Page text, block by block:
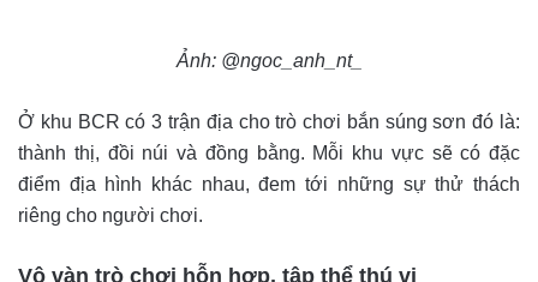
Ảnh: @ngoc_anh_nt_
Ở khu BCR có 3 trận địa cho trò chơi bắn súng sơn đó là:
thành thị, đồi núi và đồng bằng. Mỗi khu vực sẽ có đặc
điểm địa hình khác nhau, đem tới những sự thử thách
riêng cho người chơi.
Vô vàn trò chơi hỗn hợp, tập thể thú vị